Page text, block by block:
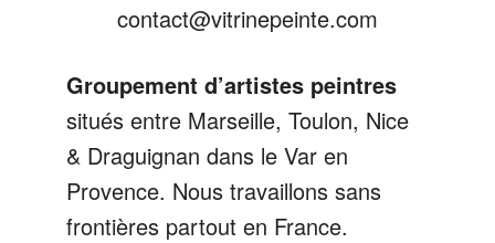
contact@vitrinepeinte.com
Groupement d’artistes peintres
situés entre Marseille, Toulon, Nice
& Draguignan dans le Var en
Provence. Nous travaillons sans
frontières partout en France.